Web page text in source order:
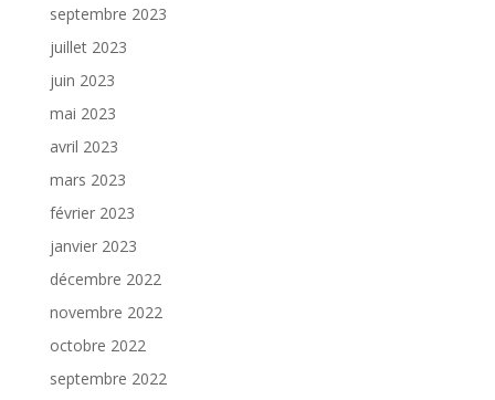
septembre 2023
juillet 2023
juin 2023
mai 2023
avril 2023
mars 2023
février 2023
janvier 2023
décembre 2022
novembre 2022
octobre 2022
septembre 2022